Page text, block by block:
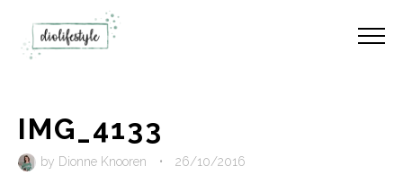
IMG_4133
by Dionne Knooren • 26/10/2016